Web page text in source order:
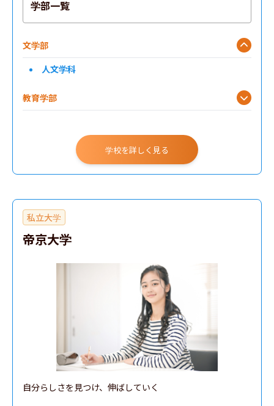
学部一覧
文学部
人文学科
教育学部
学校を詳しく見る
私立大学
帝京大学
自分らしさを見つけ、伸ばしていく